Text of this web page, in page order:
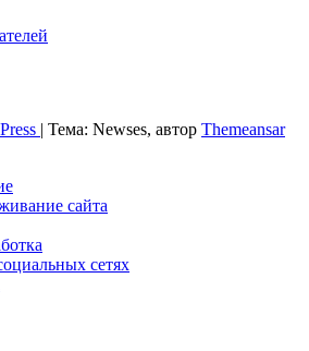
| Тема: Newses, автор Themeansar
сайта
сетях